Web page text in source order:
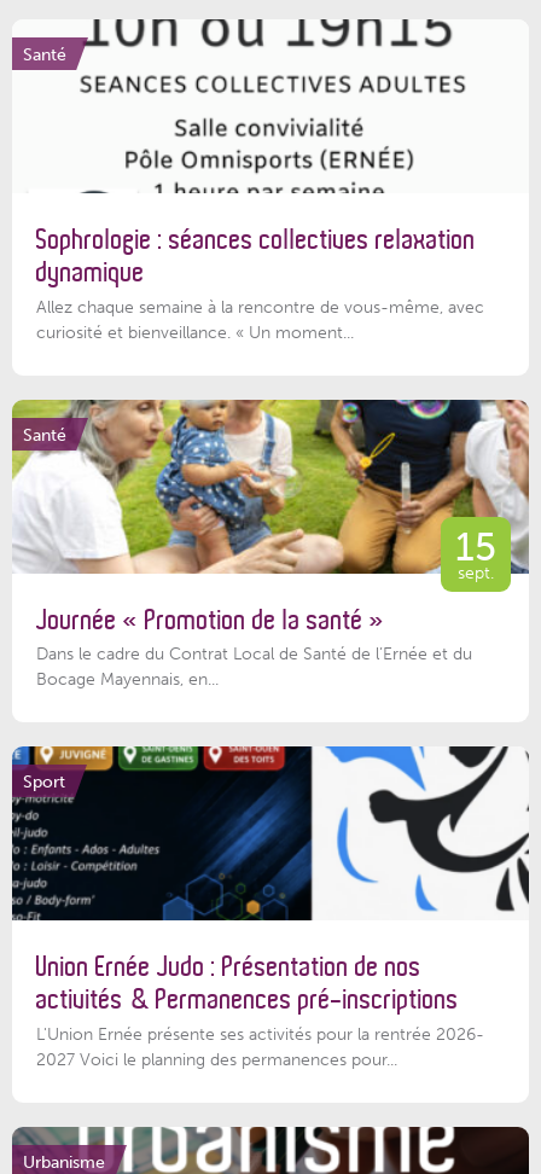
Santé
Sophrologie : séances collectives relaxation
dynamique
Allez chaque semaine à la rencontre de vous-même, avec
curiosité et bienveillance. « Un moment...
Santé
15
sept.
Journée « Promotion de la santé »
Dans le cadre du Contrat Local de Santé de l’Ernée et du
Bocage Mayennais, en...
Sport
Union Ernée Judo : Présentation de nos
activités & Permanences pré-inscriptions
L'Union Ernée présente ses activités pour la rentrée 2026-
2027 Voici le planning des permanences pour...
Urbanisme